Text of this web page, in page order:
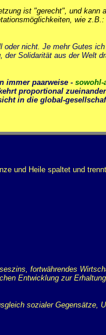
ist "gerecht", und kann
wie
nicht. Je mehr Gutes
Solidarität aus der Welt
immer paarweise - sowohl-
proportional
in die global-
und Heile spaltet und
fortwährendes
Entwicklung zur
sozialer Gegensätze,